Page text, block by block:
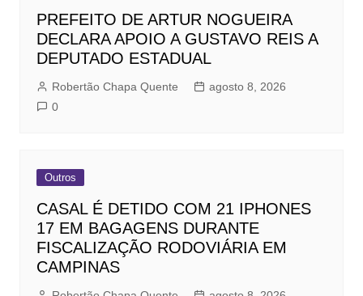
PREFEITO DE ARTUR NOGUEIRA
DECLARA APOIO A GUSTAVO REIS A
DEPUTADO ESTADUAL
Robertão Chapa Quente
agosto 8, 2026
0
Outros
CASAL É DETIDO COM 21 IPHONES
17 EM BAGAGENS DURANTE
FISCALIZAÇÃO RODOVIÁRIA EM
CAMPINAS